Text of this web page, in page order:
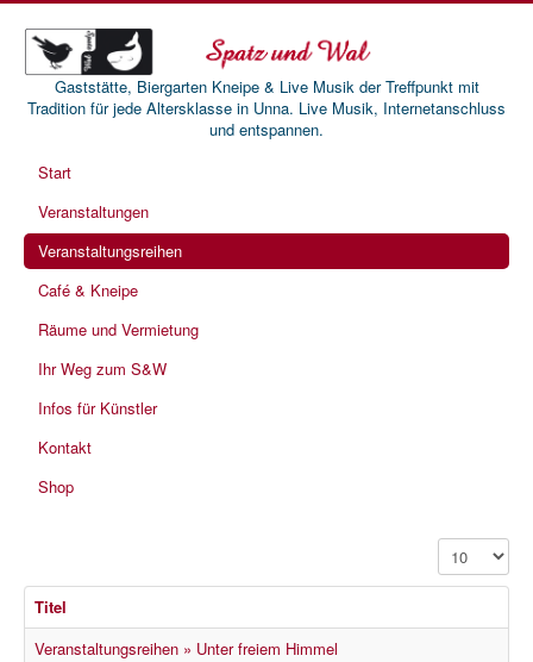
Gaststätte, Biergarten Kneipe & Live Musik der Treffpunkt mit
Tradition für jede Altersklasse in Unna. Live Musik, Internetanschluss
und entspannen.
Start
Veranstaltungen
Veranstaltungsreihen
Café & Kneipe
Räume und Vermietung
Ihr Weg zum S&W
Infos für Künstler
Kontakt
Shop
Anzeige #
Titel
Veranstaltungsreihen » Unter freiem Himmel